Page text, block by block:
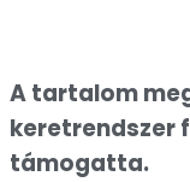
A tartalom
keretrendszer
támogatta.